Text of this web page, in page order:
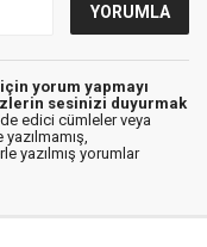
yorum yapmayı
sesinizi duyurmak
edici cümleler veya
yazılmış yorumlar